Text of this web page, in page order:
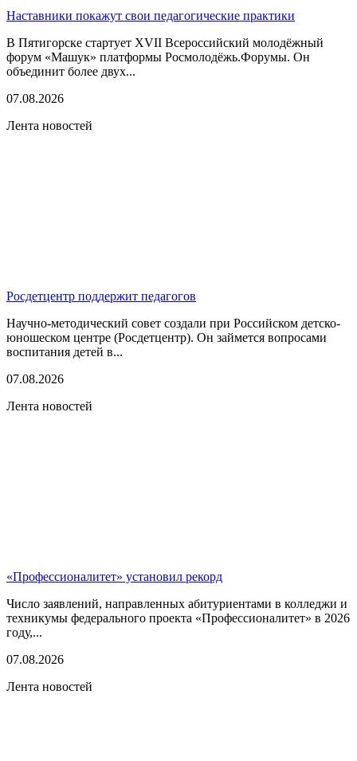
Наставники покажут свои педагогические практики
В Пятигорске стартует XVII Всероссийский молодёжный
форум «Машук» платформы Росмолодёжь.Форумы. Он
объединит более двух...
07.08.2026
Лента новостей
Росдетцентр поддержит педагогов
Научно-методический совет создали при Российском детско-
юношеском центре (Росдетцентр). Он займется вопросами
воспитания детей в...
07.08.2026
Лента новостей
«Профессионалитет» установил рекорд
Число заявлений, направленных абитуриентами в колледжи и
техникумы федерального проекта «Профессионалитет» в 2026
году,...
07.08.2026
Лента новостей